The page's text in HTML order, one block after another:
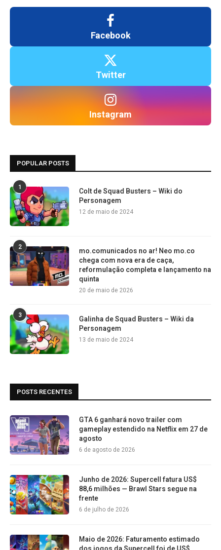
Facebook
Twitter
Instagram
POPULAR POSTS
1
Colt de Squad Busters – Wiki do
Personagem
12 de maio de 2024
2
mo.comunicados no ar! Neo mo.co
chega com nova era de caça,
reformulação completa e lançamento na
quinta
20 de maio de 2026
3
Galinha de Squad Busters – Wiki da
Personagem
13 de maio de 2024
POSTS RECENTES
GTA 6 ganhará novo trailer com
gameplay estendido na Netflix em 27 de
agosto
6 de agosto de 2026
Junho de 2026: Supercell fatura US$
88,6 milhões — Brawl Stars segue na
frente
6 de julho de 2026
Maio de 2026: Faturamento estimado